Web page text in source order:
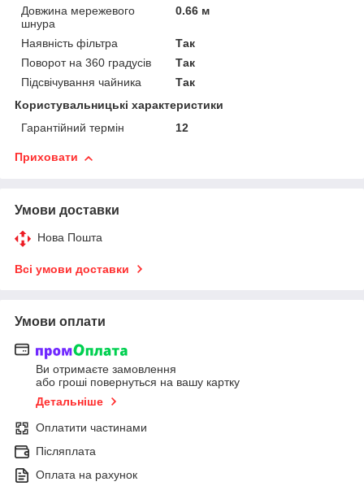
Довжина мережевого
шнура
0.66 м
Наявність фільтра
Так
Поворот на 360 градусів
Так
Підсвічування чайника
Так
Користувальницькі характеристики
Гарантійний термін
12
Приховати
Умови доставки
Нова Пошта
Всі умови доставки
Умови оплати
Ви отримаєте замовлення
або гроші повернуться на вашу картку
Детальніше
Оплатити частинами
Післяплата
Оплата на рахунок